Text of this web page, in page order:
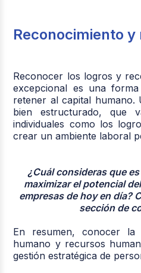
Reconocimiento
Reconocer los logros y
excepcional es una
retener al capital humano.
bien estructurado, que
individuales como los
crear un ambiente laboral
¿Cuál consideras que
maximizar el potencial
empresas de hoy en día?
sección de
En resumen, conocer la
humano y recursos
gestión estratégica de